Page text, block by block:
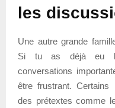
les
Une autre grande
Si tu as déjà eu
conversations
être frustrant. Certains
des prétextes comme